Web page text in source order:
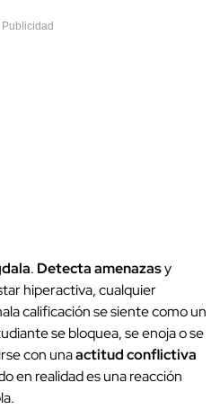
. Detecta amenazasy
hiperactiva, cualquier
calificación se siente como un
se bloquea, se enoja o se
con unaactitud conflictiva
en realidad es una reacción